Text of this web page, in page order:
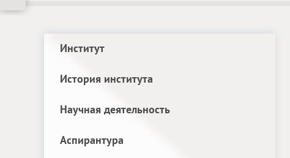
Институт
История института
Научная деятельность
Аспирантура